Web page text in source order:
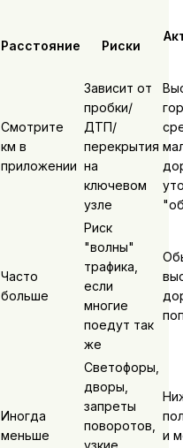
Расстояние Риски
Смотрите
км в
приложении
Зависит от
пробки/
ДТП/
перекрытия
на
ключевом
узле
Часто
больше
Риск
"волны"
трафика,
если
многие
поедут так
же
Иногда
меньше
Светофоры,
дворы,
запреты
поворотов,
узкие
и